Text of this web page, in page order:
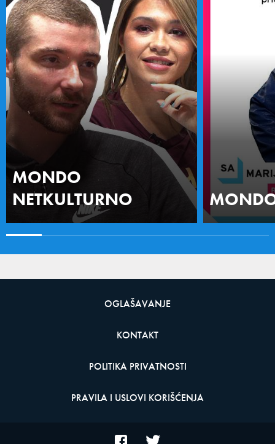
MONDO
NETKULTURNO
OGLAŠAVANJE
KONTAKT
POLITIKA PRIVATNOSTI
PRAVILA I USLOVI KORIŠĆENJA